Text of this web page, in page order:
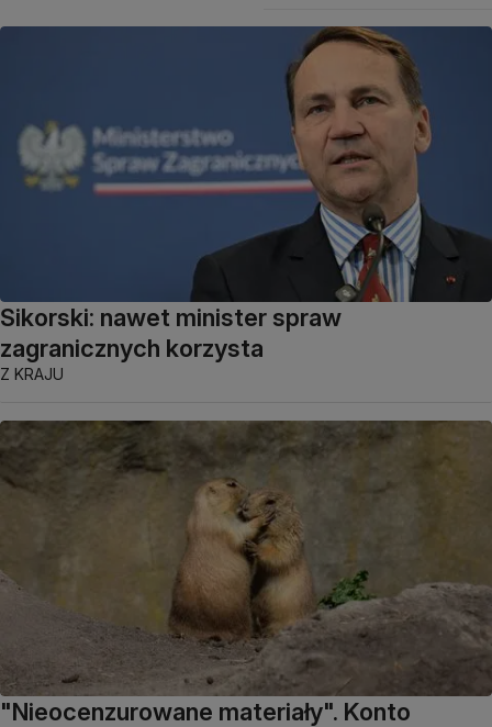
Sikorski: nawet minister spraw
zagranicznych korzysta
Z KRAJU
"Nieocenzurowane materiały". Konto